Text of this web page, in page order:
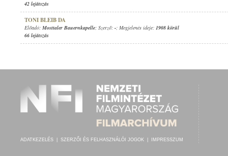
42 lejátszás
TONI BLEIB DA
Előadó: Mosttaler Bauernkapelle; Szerző: -; Megjelenés ideje: 1908 körül
66 lejátszás
ADATKEZELÉS SZERZŐI ÉS FELHASZNÁLÓI JOGOK IMPRESSZUM